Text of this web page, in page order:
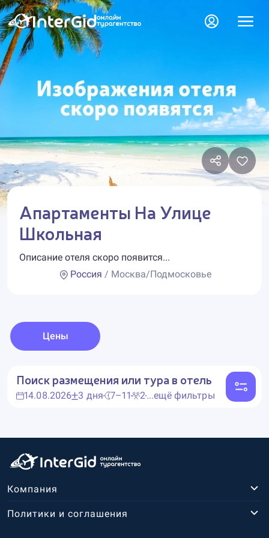
Апартаменты На Улице
Школьная
Описание отеля скоро появится...
Россия / Москва/Подмосковье
Цены
Поиск размещения или тура в отель
14.08.2026 3 дня 7–11 2...ещё фильтры
Компания
Политики и соглашения